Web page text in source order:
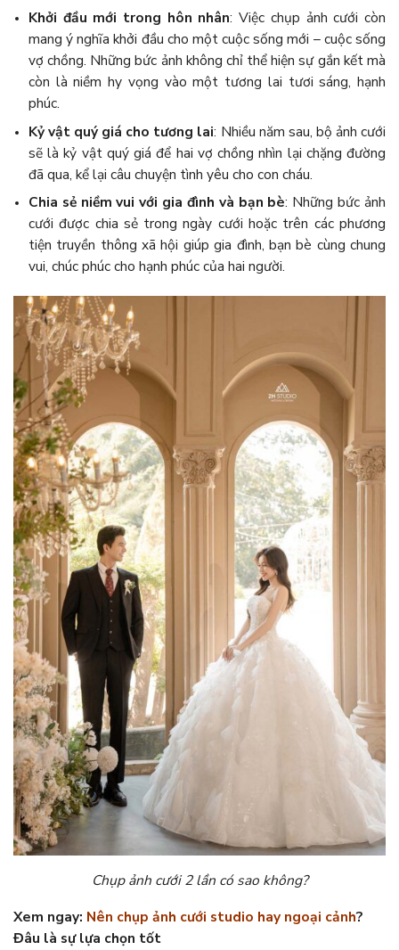
Khởi đầu mới trong hôn nhân: Việc chụp ảnh cưới còn
mang ý nghĩa khởi đầu cho một cuộc sống mới – cuộc sống
vợ chồng. Những bức ảnh không chỉ thể hiện sự gắn kết mà
còn là niềm hy vọng vào một tương lai tươi sáng, hạnh
phúc.
Kỷ vật quý giá cho tương lai: Nhiều năm sau, bộ ảnh cưới
sẽ là kỷ vật quý giá để hai vợ chồng nhìn lại chặng đường
đã qua, kể lại câu chuyện tình yêu cho con cháu.
Chia sẻ niềm vui với gia đình và bạn bè: Những bức ảnh
cưới được chia sẻ trong ngày cưới hoặc trên các phương
tiện truyền thông xã hội giúp gia đình, bạn bè cùng chung
vui, chúc phúc cho hạnh phúc của hai người.
Chụp ảnh cưới 2 lần có sao không?
Xem ngay: Nên chụp ảnh cưới studio hay ngoại cảnh?
Đâu là sự lựa chọn tốt